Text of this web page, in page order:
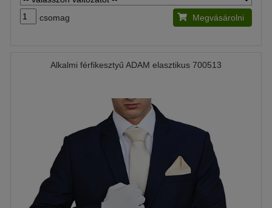
csomag Megvásárolni
Alkalmi férfikesztyű ADAM elasztikus 700513